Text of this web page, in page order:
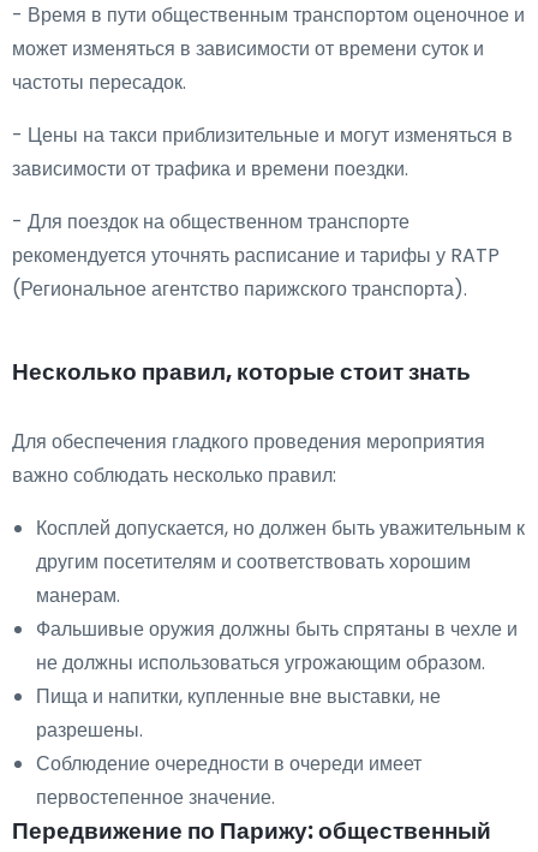
- Время в пути общественным транспортом оценочное и
может изменяться в зависимости от времени суток и
частоты пересадок.
- Цены на такси приблизительные и могут изменяться в
зависимости от трафика и времени поездки.
- Для поездок на общественном транспорте
рекомендуется уточнять расписание и тарифы у RATP
(Региональное агентство парижского транспорта).
Несколько правил, которые стоит знать
Для обеспечения гладкого проведения мероприятия
важно соблюдать несколько правил:
Косплей допускается, но должен быть уважительным к
другим посетителям и соответствовать хорошим
манерам.
Фальшивые оружия должны быть спрятаны в чехле и
не должны использоваться угрожающим образом.
Пища и напитки, купленные вне выставки, не
разрешены.
Соблюдение очередности в очереди имеет
первостепенное значение.
Передвижение по Парижу: общественный